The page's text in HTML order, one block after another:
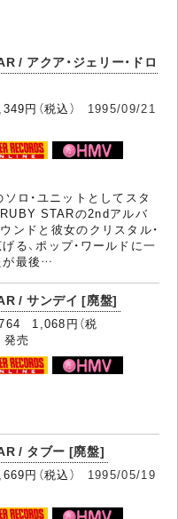
/ アクア・ジェリー・ドロ
円（税込） 1995/09/21
ロ・ユニットとしてスタ
STARの2ndアルバ
ンドと彼女のクリスタル・
る、ポップ・ワールドに一
が最後…
/ サンデイ [廃盤]
1,068円（税
発売
/ タブー [廃盤]
円（税込） 1995/05/19